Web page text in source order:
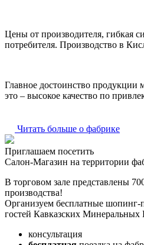
Цены от производителя, гибкая
потребителя. Производство в
Главное достоинство продукции
это – высокое качество по
Читать больше о фабрике
Приглашаем посетить
Салон-Магазин на территории
В торговом зале представлены
производства!
Организуем бесплатные шопинг-
гостей Кавказских Минеральных
консультация